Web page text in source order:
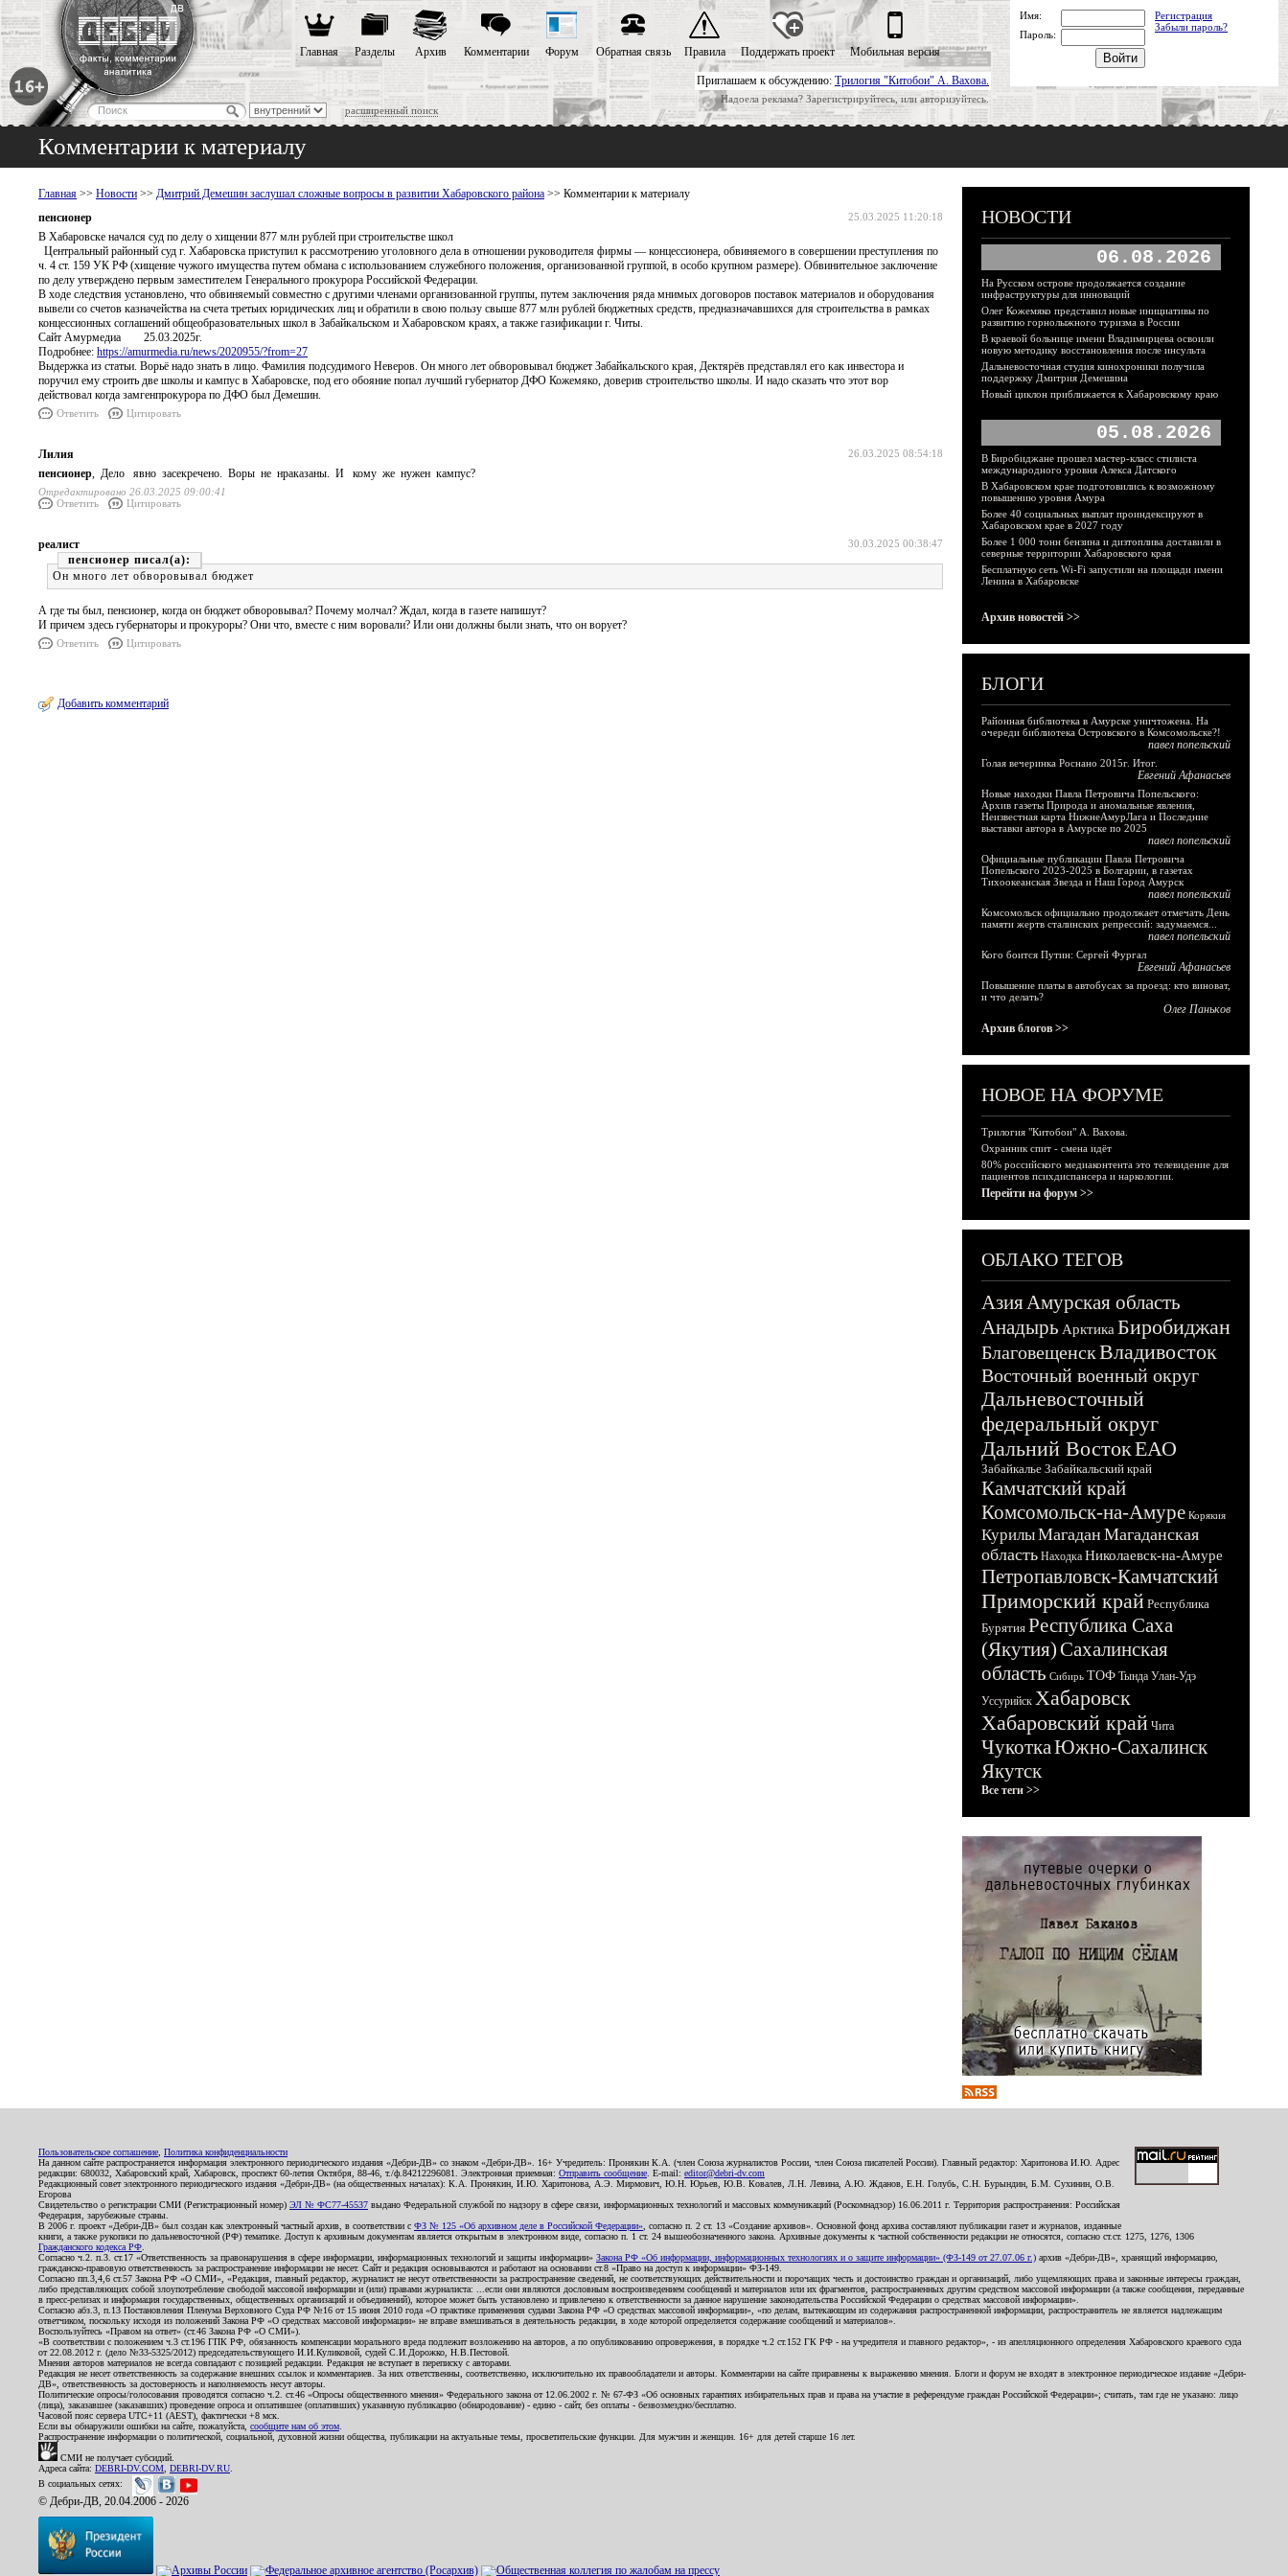
Приглашаем к обсуждению: Трилогия "Китобои" А. Вахова.
Надоела реклама? Зарегистрируйтесь, или авторизуйтесь.
расширенный поиск
Главная Разделы Архив Комментарии Форум Обратная связь Правила Поддержать проект Мобильная версия
Имя:
Регистрация
Забыли пароль?
Пароль:
Комментарии к материалу
Главная >> Новости >> Дмитрий Демешин заслушал сложные вопросы в развитии Хабаровского района >> Комментарии к материалу
25.03.2025 11:20:18
пенсионер
В Хабаровске начался суд по делу о хищении 877 млн рублей при строительстве школ
Центральный районный суд г. Хабаровска приступил к рассмотрению уголовного дела в отношении руководителя фирмы — концессионера, обвиняемого в совершении преступления по
ч. 4 ст. 159 УК РФ (хищение чужого имущества путем обмана с использованием служебного положения, организованной группой, в особо крупном размере). Обвинительное заключение
по делу утверждено первым заместителем Генерального прокурора Российской Федерации.
В ходе следствия установлено, что обвиняемый совместно с другими членами организованной группы, путем заключения ряда мнимых договоров поставок материалов и оборудования
вывели со счетов казначейства на счета третьих юридических лиц и обратили в свою пользу свыше 877 млн рублей бюджетных средств, предназначавшихся для строительства в рамках
концессионных соглашений общеобразовательных школ в Забайкальском и Хабаровском краях, а также газификации г. Читы.
Сайт Амурмедиа 25.03.2025г.
Подробнее: https://amurmedia.ru/news/2020955/?from=27
Выдержка из статьи. Ворьё надо знать в лицо. Фамилия подсудимого Неверов. Он много лет обворовывал бюджет Забайкальского края, Дектярёв представлял его как инвестора и
поручил ему строить две школы и кампус в Хабаровске, под его обояние попал лучший губернатор ДФО Кожемяко, доверив строительство школы. И надо сказать что этот вор
действовал когда замгенпрокурора по ДФО был Демешин.
Ответить Цитировать
26.03.2025 08:54:18
Лилия
пенсионер, Дело явно засекречено. Воры не нраказаны. И кому же нужен кампус?
Отредактировано 26.03.2025 09:00:41
Ответить
Цитировать
30.03.2025 00:38:47
реалист
пенсионер
Он много лет обворовывал бюджет
А где ты был, пенсионер, когда он бюджет обворовывал? Почему молчал? Ждал, когда в газете напишут?
И причем здесь губернаторы и прокуроры? Они что, вместе с ним воровали? Или они должны были знать, что он ворует?
Ответить Цитировать
Добавить комментарий
НОВОСТИ
06.08.2026
На Русском острове продолжается создание
инфраструктуры для инноваций
Олег Кожемяко представил новые инициативы по
развитию горнолыжного туризма в России
В краевой больнице имени Владимирцева освоили
новую методику восстановления после инсульта
Дальневосточная студия кинохроники получила
поддержку Дмитрия Демешина
Новый циклон приближается к Хабаровскому краю
05.08.2026
В Биробиджане прошел мастер-класс стилиста
международного уровня Алекса Датского
В Хабаровском крае подготовились к возможному
повышению уровня Амура
Более 40 социальных выплат проиндексируют в
Хабаровском крае в 2027 году
Более 1 000 тонн бензина и дизтоплива доставили в
северные территории Хабаровского края
Бесплатную сеть Wi-Fi запустили на площади имени
Ленина в Хабаровске
Архив новостей >>
БЛОГИ
Районная библиотека в Амурске уничтожена. На
очереди библиотека Островского в Комсомольске?!
павел попельский
Голая вечеринка Роснано 2015г. Итог.
Евгений Афанасьев
Новые находки Павла Петровича Попельского:
Архив газеты Природа и аномальные явления,
Неизвестная карта НижнеАмурЛага и Последние
выставки автора в Амурске по 2025
павел попельский
Официальные публикации Павла Петровича
Попельского 2023-2025 в Болгарии, в газетах
Тихоокеанская Звезда и Наш Город Амурск
павел попельский
Комсомольск официально продолжает отмечать День
памяти жертв сталинских репрессий: задумаемся...
павел попельский
Кого боится Путин: Сергей Фургал
Евгений Афанасьев
Повышение платы в автобусах за проезд: кто виноват,
и что делать?
Олег Паньков
Архив блогов >>
НОВОЕ НА ФОРУМЕ
Трилогия "Китобои" А. Вахова.
Охранник спит - смена идёт
80% российского медиаконтента это телевидение для
пациентов психдиспансера и наркологии.
Перейти на форум >>
ОБЛАКО ТЕГОВ
АзияАмурская область
Анадырь Арктика Биробиджан
БлаговещенскВладивосток
Восточный военный округ
Дальневосточный
федеральный округ
Дальний ВостокЕАО
Забайкалье Забайкальский край
Камчатский край
Комсомольск-на-Амуре Корякия
КурилыМагадан Магаданская
область Находка Николаевск-на-Амуре
Петропавловск-Камчатский
Приморский край Республика
Бурятия Республика Саха
(Якутия)Сахалинская
область Сибирь ТОФ Тында Улан-Удэ
Уссурийск Хабаровск
Хабаровский край Чита
ЧукоткаЮжно-Сахалинск
Якутск
Все теги >>
Пользовательское соглашение Политика конфиденциальности
На данном сайте распространяется информация электронного периодического издания «Дебри-ДВ» со знаком «Дебри-ДВ». 16+ Учредитель: Пронякин К.А. (член Союза журналистов России, член Союза писателей России). Главный редактор: Харитонова И.Ю. Адрес
редакции: 680032, Хабаровский край, Хабаровск, проспект 60-летия Октября, 88-46, т./ф.84212296081. Электронная приемная: Отправить сообщение . E-mail: editor@debri-dv.com
Редакционный совет электронного периодического издания «Дебри-ДВ» (на общественных началах): К.А. Пронякин, И.Ю. Харитонова, А.Э. Мирмович, Ю.Н. Юрьев, Ю.В. Ковалев, Л.Н. Левина, А.Ю. Жданов, Е.Н. Голубь, С.Н. Бурындин, Б.М. Сухинин, О.В.
Егорова
Свидетельство о регистрации СМИ (Регистрационный номер) ЭЛ № ФС77-45537 выдано Федеральной службой по надзору в сфере связи, информационных технологий и массовых коммуникаций (Роскомнадзор) 16.06.2011 г. Территория распространения: Российская
Федерация, зарубежные страны.
В 2006 г. проект «Дебри-ДВ» был создан как электронный частный архив, в соответствии с ФЗ № 125 «Об архивном деле в Российской Федерации» , согласно п. 2 ст. 13 «Создание архивов». Основной фонд архива составляют публикации газет и журналов, изданные
книги, а также рукописи по дальневосточной (РФ) тематике. Доступ к архивным документам является открытым в электронном виде, согласно п. 1 ст. 24 вышеобозначенного закона. Архивные документы к частной собственности редакции не относятся, согласно ст.ст. 1275, 1276, 1306
Гражданского кодекса РФ
Согласно ч.2. п.3. ст.17 «Ответственность за правонарушения в сфере информации, информационных технологий и защиты информации» Закона РФ «Об информации, информационных технологиях и о защите информации» (ФЗ-149 от 27.07.06 г.) архив «Дебри-ДВ», хранящий информацию,
гражданско-правовую ответственность за распространение информации не несет. Сайт и редакция основываются и работают на основании ст.8 «Право на доступ к информации» ФЗ-149.
Согласно пп.3,4,6 ст.57 Закона РФ «О СМИ», «Редакция, главный редактор, журналист не несут ответственности за распространение сведений, не соответствующих действительности и порочащих честь и достоинство граждан и организаций, либо ущемляющих права и законные интересы граждан,
либо представляющих собой злоупотребление свободой массовой информации и (или) правами журналиста: ...если они являются дословным воспроизведением сообщений и материалов или их фрагментов, распространенных другим средством массовой информации (а также сообщения, переданные
в пресс-релизах и информация государственных, общественных организаций и объединений), которое может быть установлено и привлечено к ответственности за данное нарушение законодательства Российской Федерации о средствах массовой информации».
Согласно абз.3, п.13 Постановления Пленума Верховного Суда РФ №16 от 15 июня 2010 года «О практике применения судами Закона РФ «О средствах массовой информации», «по делам, вытекающим из содержания распространенной информации, распространитель не является надлежащим
ответчиком, поскольку исходя из положений Закона РФ «О средствах массовой информации» не вправе вмешиваться в деятельность редакции, в ходе которой определяется содержание сообщений и материалов».
Воспользуйтесь «Правом на ответ» (ст.46 Закона РФ «О СМИ»).
«В соответствии с положением ч.3 ст.196 ГПК РФ, обязанность компенсации морального вреда подлежит возложению на авторов, а по опубликованию опровержения, в порядке ч.2 ст.152 ГК РФ - на учредителя и главного редактор», - из апелляционного определения Хабаровского краевого суда
от 22.08.2012 г. (дело №33-5325/2012) председательствующего И.И.Куликовой, судей С.И.Дорожко, Н.В.Пестовой.
Мнения авторов материалов не всегда совпадают с позицией редакции. Редакция не вступает в переписку с авторами.
Редакция не несет ответственность за содержание внешних ссылок и комментариев. За них ответственны, соответственно, исключительно их правообладатели и авторы. Комментарии на сайте приравнены к выражению мнения. Блоги и форум не входят в электронное периодическое издание «Дебри-
ДВ», ответственность за достоверность и наполняемость несут авторы.
Политические опросы/голосования проводятся согласно ч.2. ст.46 «Опросы общественного мнения» Федерального закона от 12.06.2002 г. № 67-ФЗ «Об основных гарантиях избирательных прав и права на участие в референдуме граждан Российской Федерации»; считать, там где не указано: лицо
(лица), заказавшее (заказавших) проведение опроса и оплатившее (оплативших) указанную публикацию (обнародование) - едино - сайт, без оплаты - безвозмездно/бесплатно.
Часовой пояс сервера UTC+11 (AEST), фактически +8 мск.
Если вы обнаружили ошибки на сайте, пожалуйста, сообщите нам об этом
Распространение информации о политической, социальной, духовной жизни общества, публикации на актуальные темы, просветительские функции. Для мужчин и женщин. 16+ для детей старше 16 лет.
СМИ не получает субсидий.
Адреса сайта: DEBRI-DV.COM DEBRI-DV.RU
В социальных сетях:
© Дебри-ДВ, 20.04.2006 - 2026